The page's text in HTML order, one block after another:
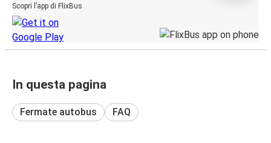
Scopri l’app di FlixBus
In questa pagina
Fermate autobus FAQ